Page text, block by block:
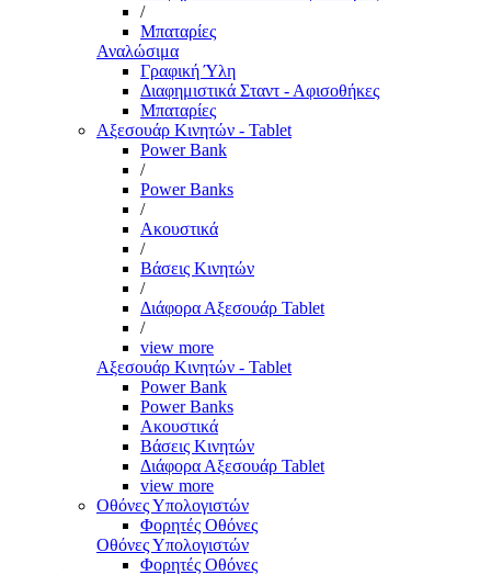
/
Μπαταρίες
Αναλώσιμα
Γραφική Ύλη
Διαφημιστικά Σταντ - Αφισοθήκες
Μπαταρίες
Αξεσουάρ Κινητών - Tablet
Power Bank
/
Power Banks
/
Ακουστικά
/
Βάσεις Κινητών
/
Διάφορα Αξεσουάρ Tablet
/
view more
Αξεσουάρ Κινητών - Tablet
Power Bank
Power Banks
Ακουστικά
Βάσεις Κινητών
Διάφορα Αξεσουάρ Tablet
view more
Οθόνες Υπολογιστών
Φορητές Οθόνες
Οθόνες Υπολογιστών
Φορητές Οθόνες